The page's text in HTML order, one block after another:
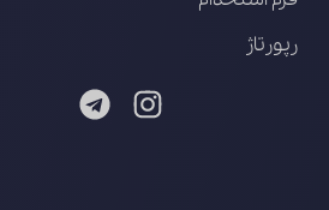
رپورتاژ